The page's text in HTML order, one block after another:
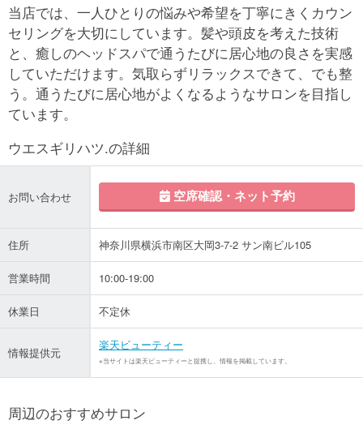
当店では、一人ひとりの悩みや希望を丁寧にきくカウン
セリングを大切にしています。髪や頭皮を考えた技術
と、癒しのヘッドスパで通うたびに居心地の良さを実感
していただけます。気取らずリラックスできて、でも整
う。通うたびに居心地がよくなるようなサロンを目指し
ています。
ウエスギリハツ.の詳細
お問い合わせ 空席確認・ネット予約
住所 神奈川県横浜市南区大岡3-7-2 サン南ビル105
営業時間 10:00-19:00
休業日 不定休
情報提供元
楽天ビューティー
※当サイトは楽天ビューティーと提携し、情報を掲載しています。
周辺のおすすめサロン